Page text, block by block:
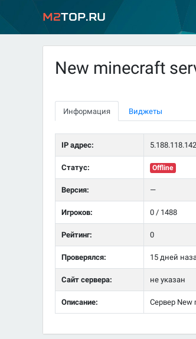
M2Top.ru
New minecraft
Информация Виджеты
IP адрес:
Статус: Offline
Версия: —
Игроков: 0 / 1488
Рейтинг: 0
Проверялся: 15 дней
Сайт сервера: не указан
Описание: Сервер New